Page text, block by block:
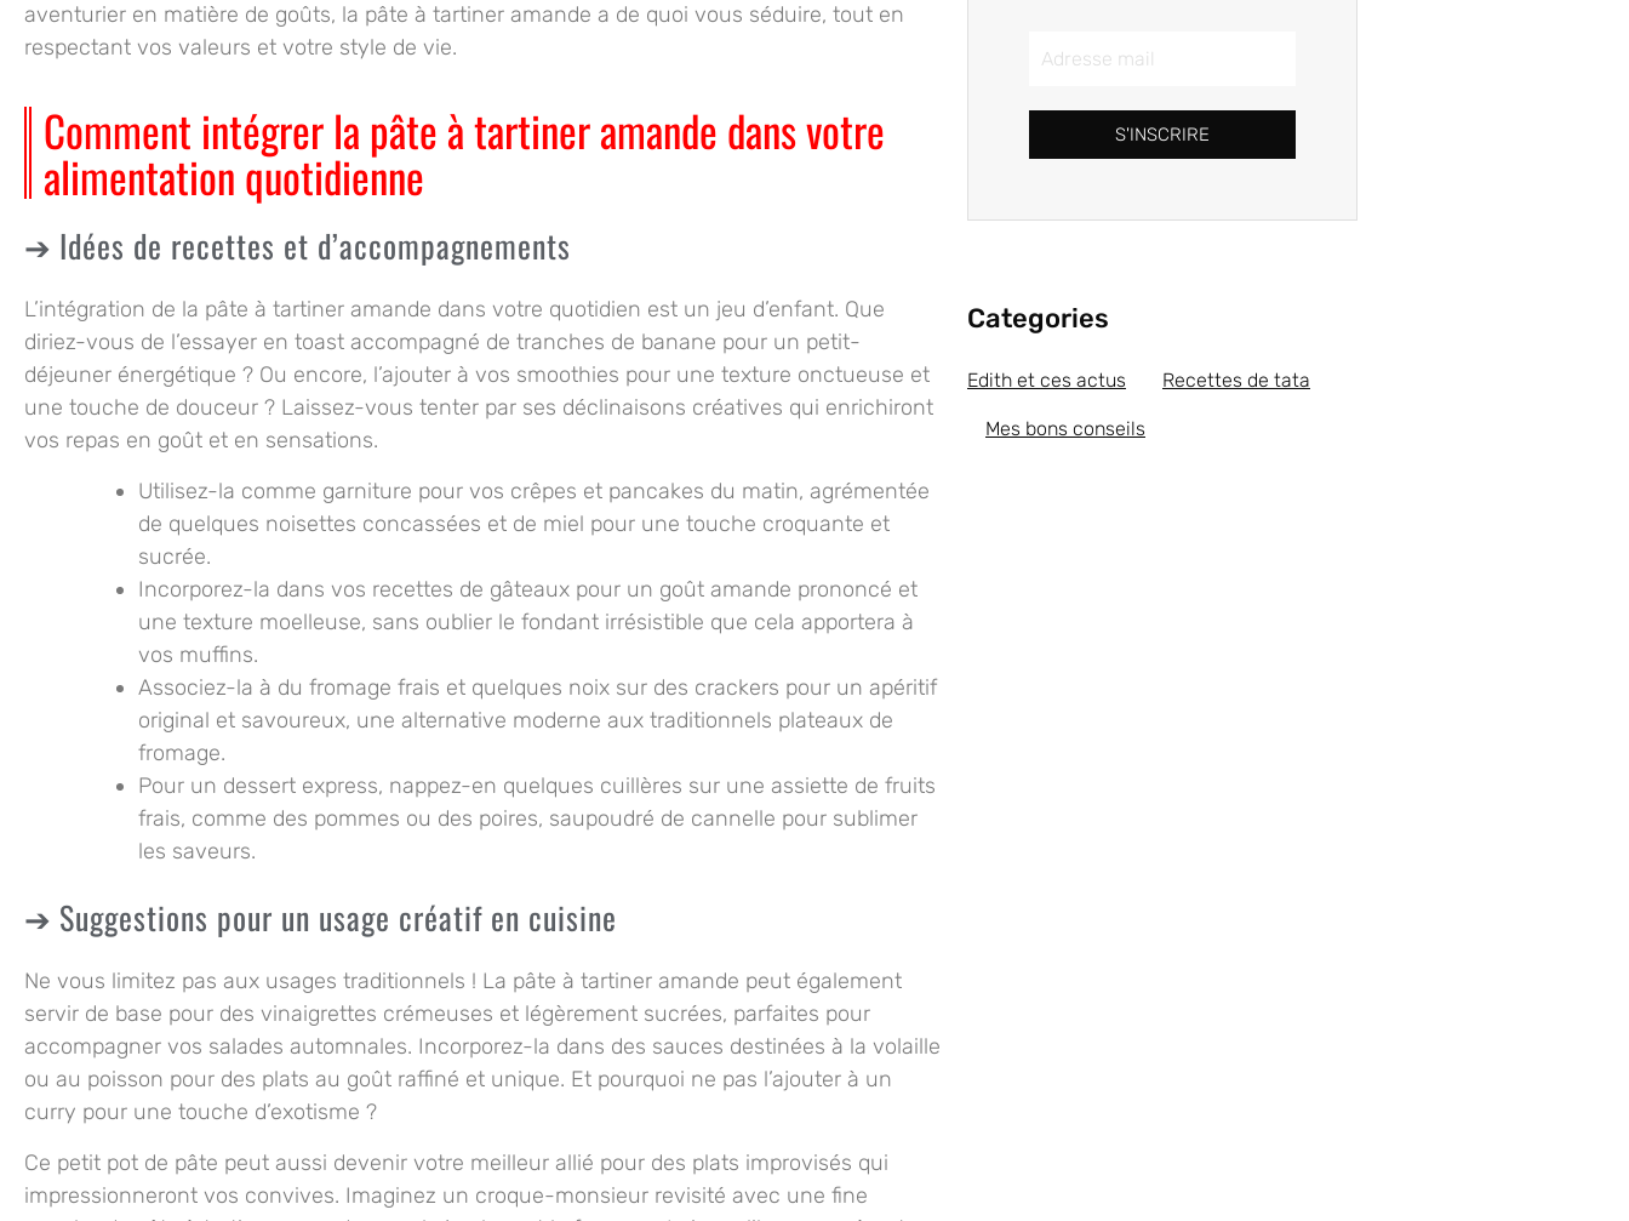
aventurier en matière de goûts, la pâte à tartiner amande a de quoi vous séduire, tout en
respectant vos valeurs et votre style de vie.
Comment intégrer la pâte à tartiner amande dans votre
alimentation quotidienne
Idées de recettes et d’accompagnements
L’intégration de la pâte à tartiner amande dans votre quotidien est un jeu d’enfant. Que
diriez-vous de l’essayer en toast accompagné de tranches de banane pour un petit-
déjeuner énergétique ? Ou encore, l’ajouter à vos smoothies pour une texture onctueuse et
une touche de douceur ? Laissez-vous tenter par ses déclinaisons créatives qui enrichiront
vos repas en goût et en sensations.
Utilisez-la comme garniture pour vos crêpes et pancakes du matin, agrémentée
de quelques noisettes concassées et de miel pour une touche croquante et
sucrée.
Incorporez-la dans vos recettes de gâteaux pour un goût amande prononcé et
une texture moelleuse, sans oublier le fondant irrésistible que cela apportera à
vos muffins.
Associez-la à du fromage frais et quelques noix sur des crackers pour un apéritif
original et savoureux, une alternative moderne aux traditionnels plateaux de
fromage.
Pour un dessert express, nappez-en quelques cuillères sur une assiette de fruits
frais, comme des pommes ou des poires, saupoudré de cannelle pour sublimer
les saveurs.
Suggestions pour un usage créatif en cuisine
Ne vous limitez pas aux usages traditionnels ! La pâte à tartiner amande peut également
servir de base pour des vinaigrettes crémeuses et légèrement sucrées, parfaites pour
accompagner vos salades automnales. Incorporez-la dans des sauces destinées à la volaille
ou au poisson pour des plats au goût raffiné et unique. Et pourquoi ne pas l’ajouter à un
curry pour une touche d’exotisme ?
Ce petit pot de pâte peut aussi devenir votre meilleur allié pour des plats improvisés qui
impressionneront vos convives. Imaginez un croque-monsieur revisité avec une fine
S'INSCRIRE
Categories
Edith et ces actus Recettes de tata
Mes bons conseils